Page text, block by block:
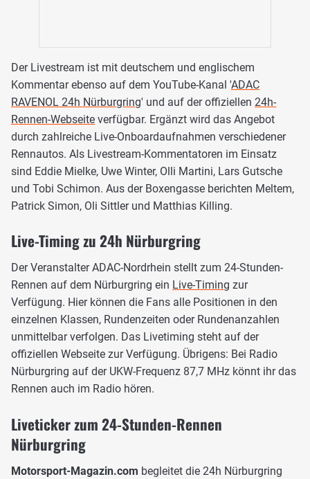
Der Livestream ist mit deutschem und englischem
Kommentar ebenso auf dem YouTube-Kanal 'ADAC
RAVENOL 24h Nürburgring' und auf der offiziellen 24h-
Rennen-Webseite verfügbar. Ergänzt wird das Angebot
durch zahlreiche Live-Onboardaufnahmen verschiedener
Rennautos. Als Livestream-Kommentatoren im Einsatz
sind Eddie Mielke, Uwe Winter, Olli Martini, Lars Gutsche
und Tobi Schimon. Aus der Boxengasse berichten Meltem,
Patrick Simon, Oli Sittler und Matthias Killing.
Live-Timing zu 24h Nürburgring
Der Veranstalter ADAC-Nordrhein stellt zum 24-Stunden-
Rennen auf dem Nürburgring ein Live-Timing zur
Verfügung. Hier können die Fans alle Positionen in den
einzelnen Klassen, Rundenzeiten oder Rundenanzahlen
unmittelbar verfolgen. Das Livetiming steht auf der
offiziellen Webseite zur Verfügung. Übrigens: Bei Radio
Nürburgring auf der UKW-Frequenz 87,7 MHz könnt ihr das
Rennen auch im Radio hören.
Liveticker zum 24-Stunden-Rennen
Nürburgring
Motorsport-Magazin.com begleitet die 24h Nürburgring